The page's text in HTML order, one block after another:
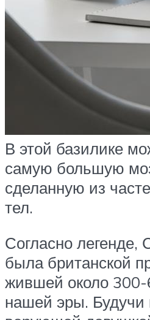
В этой базилике
самую большую
сделанную из
тел.
Согласно легенде,
была британской
жившей около 300-
нашей эры. Будучи